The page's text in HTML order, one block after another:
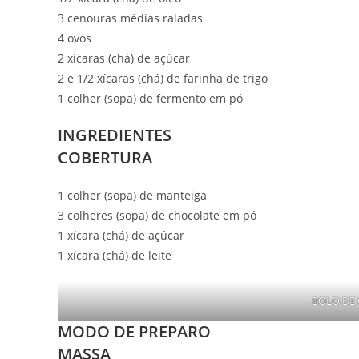
3 cenouras médias raladas
4 ovos
2 xícaras (chá) de açúcar
2 e 1/2 xícaras (chá) de farinha de trigo
1 colher (sopa) de fermento em pó
INGREDIENTES
COBERTURA
1 colher (sopa) de manteiga
3 colheres (sopa) de chocolate em pó
1 xícara (chá) de açúcar
1 xícara (chá) de leite
BOLO DE
MODO DE PREPARO
MASSA